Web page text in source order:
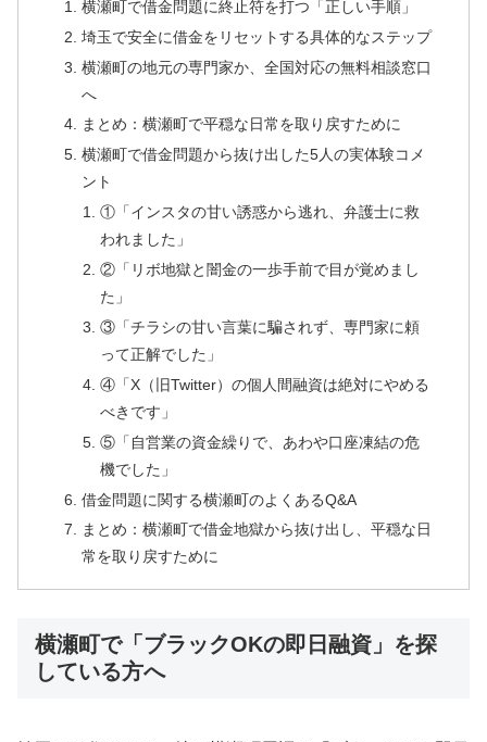
横瀬町で借金問題に終止符を打つ「正しい手順」
埼玉で安全に借金をリセットする具体的なステップ
横瀬町の地元の専門家か、全国対応の無料相談窓口
へ
まとめ：横瀬町で平穏な日常を取り戻すために
横瀬町で借金問題から抜け出した5人の実体験コメ
ント
①「インスタの甘い誘惑から逃れ、弁護士に救
われました」
②「リボ地獄と闇金の一歩手前で目が覚めまし
た」
③「チラシの甘い言葉に騙されず、専門家に頼
って正解でした」
④「X（旧Twitter）の個人間融資は絶対にやめる
べきです」
⑤「自営業の資金繰りで、あわや口座凍結の危
機でした」
借金問題に関する横瀬町のよくあるQ&A
まとめ：横瀬町で借金地獄から抜け出し、平穏な日
常を取り戻すために
横瀬町で「ブラックOKの即日融資」を探
している方へ